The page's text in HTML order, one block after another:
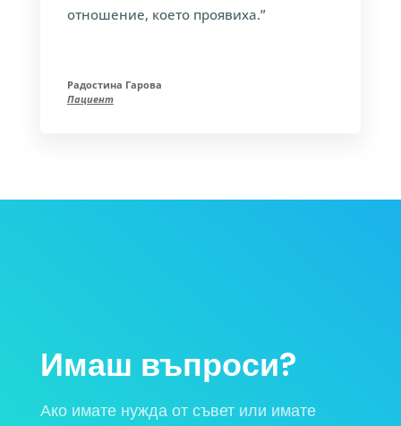
отношение, което проявиха.”
Радостина Гарова
Пациент
Имаш въпроси?
Ако имате нужда от съвет или имате